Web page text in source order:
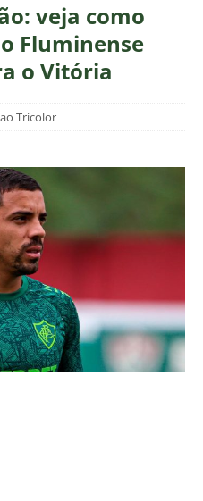
veja como
Fluminense
o Vitória
Tricolor